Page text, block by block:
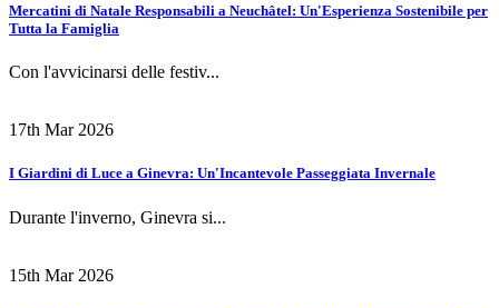
Mercatini di Natale Responsabili a Neuchâtel: Un'Esperienza Sostenibile per
Tutta la Famiglia
Con l'avvicinarsi delle festiv...
17th Mar 2026
I Giardini di Luce a Ginevra: Un'Incantevole Passeggiata Invernale
Durante l'inverno, Ginevra si...
15th Mar 2026